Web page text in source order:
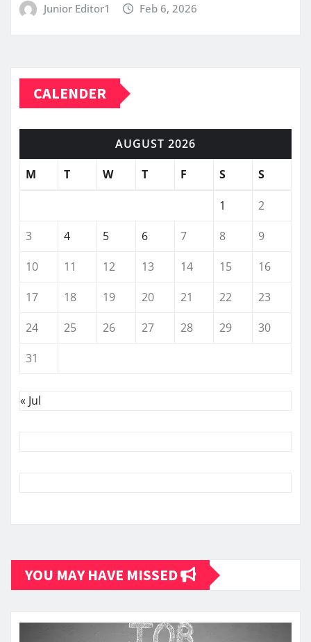
Junior Editor1 Feb 6, 2026
CALENDER
AUGUST 2026
M
T W T F S S
1
2
3
4 5 6 7 8
9
10
11 12 13 14 15
16
17
18 19 20 21 22
23
24
25 26 27 28 29
30
31
« Jul
YOU MAY HAVE MISSED